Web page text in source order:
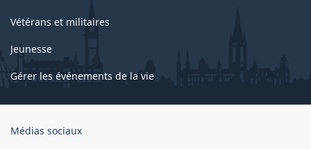
Vétérans et militaires
Jeunesse
Gérer les événements de la vie
Organisation
Médias sociaux